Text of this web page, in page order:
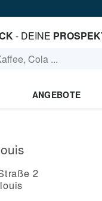
- DEINE
ANGEBOTE
2